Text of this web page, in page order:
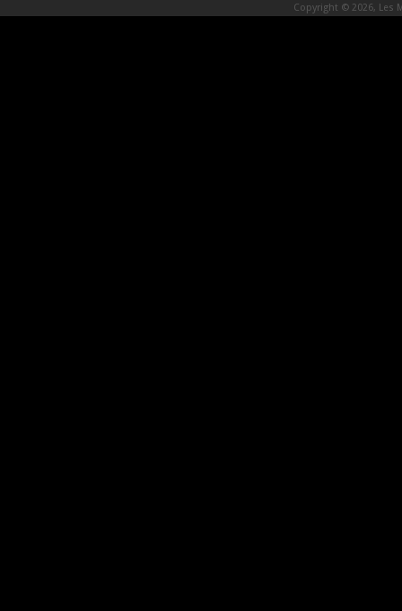
Copyright © 2026, Les